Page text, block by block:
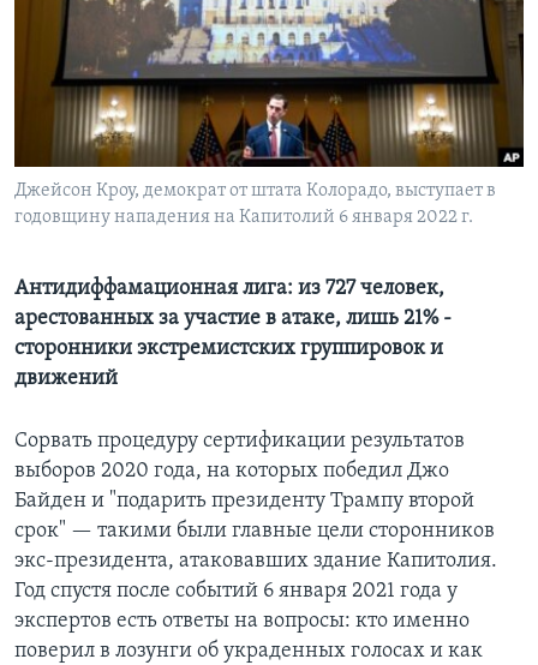
Learning English
СОЦИАЛЬНЫЕ СЕТИ
Языки
Джейсон Кроу, демократ от штата Колорадо, выступает в
годовщину нападения на Капитолий 6 января 2022 г.
Антидиффамационная лига: из 727 человек,
арестованных за участие в атаке, лишь 21% -
сторонники экстремистских группировок и
движений
Сорвать процедуру сертификации результатов
выборов 2020 года, на которых победил Джо
Байден и "подарить президенту Трампу второй
срок" — такими были главные цели сторонников
экс-президента, атаковавших здание Капитолия.
Год спустя после событий 6 января 2021 года у
экспертов есть ответы на вопросы: кто именно
поверил в лозунги об украденных голосах и как